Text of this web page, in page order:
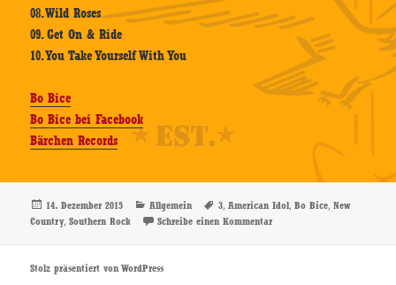
08. Wild Roses
09. Get On & Ride
10. You Take Yourself With You
Bo Bice
Bo Bice bei Facebook
Bärchen Records
Veröffentlicht
am
14. Dezember 2015 Kategorien
Allgemein Schlagwörter
3,American Idol,Bo Bice,New
Country,Southern Rock Schreibe einen Kommentarzu Bo Bice – 3 – CD-Review
Stolz präsentiert von WordPress